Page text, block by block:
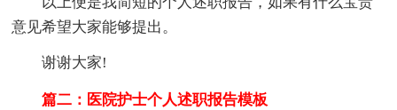
意见希望大家能够提出。
谢谢大家!
篇二：医院护士个人述职报告模板